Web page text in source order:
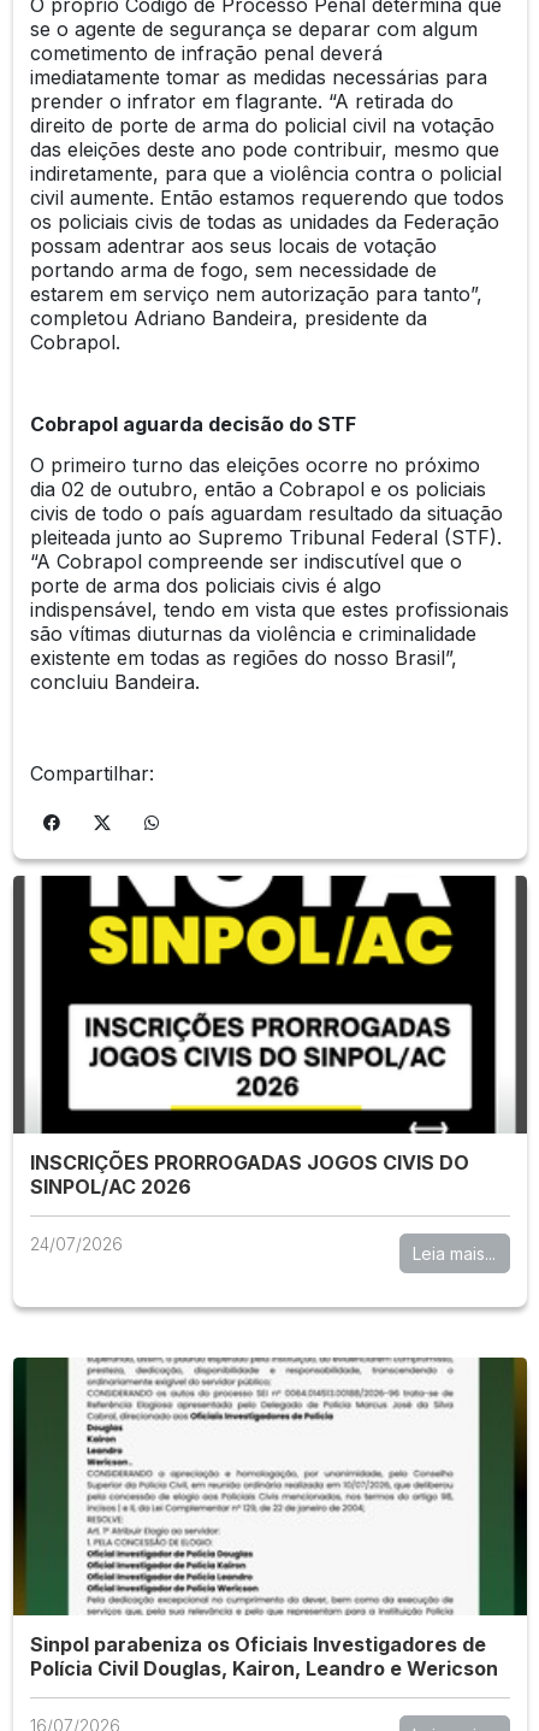
se o agente de segurança se deparar com algum
cometimento de infração penal deverá
imediatamente tomar as medidas necessárias para
prender o infrator em flagrante. “A retirada do
direito de porte de arma do policial civil na votação
das eleições deste ano pode contribuir, mesmo que
indiretamente, para que a violência contra o policial
civil aumente. Então estamos requerendo que todos
os policiais civis de todas as unidades da Federação
possam adentrar aos seus locais de votação
portando arma de fogo, sem necessidade de
estarem em serviço nem autorização para tanto”,
completou Adriano Bandeira, presidente da
Cobrapol.
Cobrapol aguarda decisão do STF
O primeiro turno das eleições ocorre no próximo
dia 02 de outubro, então a Cobrapol e os policiais
civis de todo o país aguardam resultado da situação
pleiteada junto ao Supremo Tribunal Federal (STF).
“A Cobrapol compreende ser indiscutível que o
porte de arma dos policiais civis é algo
indispensável, tendo em vista que estes profissionais
são vítimas diuturnas da violência e criminalidade
existente em todas as regiões do nosso Brasil”,
concluiu Bandeira.
Compartilhar:
INSCRIÇÕES PRORROGADAS JOGOS CIVIS DO
SINPOL/AC 2026
24/07/2026 Leia mais...
Sinpol parabeniza os Oficiais Investigadores de
Polícia Civil Douglas, Kairon, Leandro e Wericson
16/07/2026